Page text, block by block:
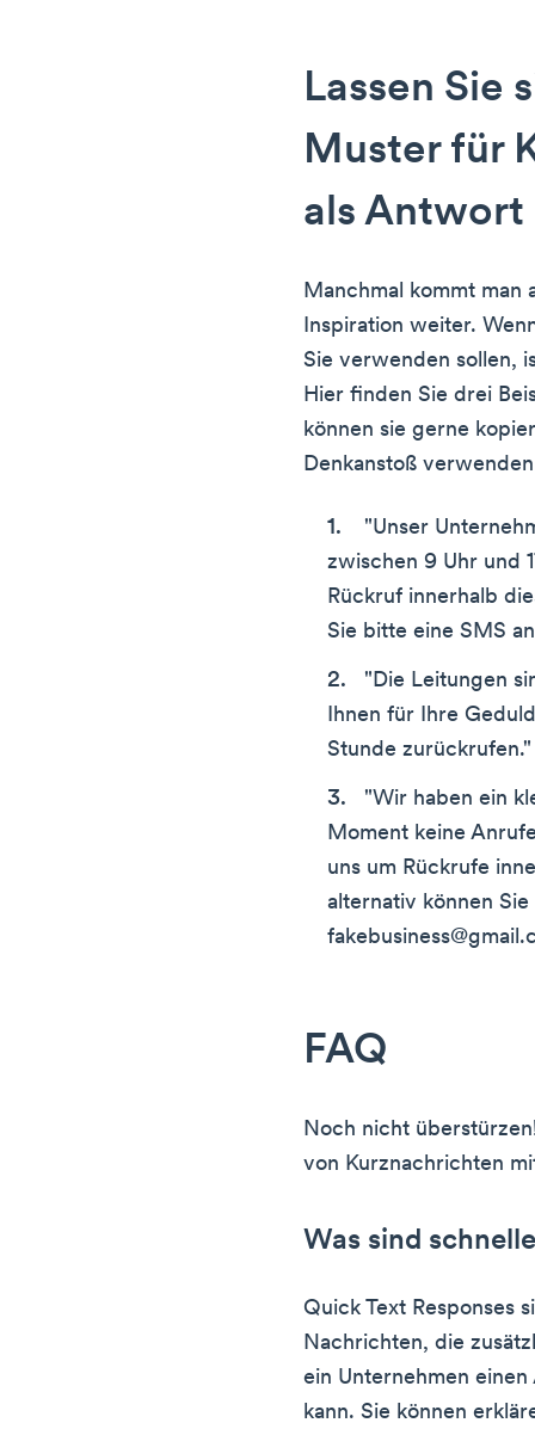
Lassen Sie
Muster für
als Antwort
Manchmal kommt man
Inspiration weiter.
Sie verwenden sollen,
Hier finden Sie drei
können sie gerne
Denkanstoß
"Unser
zwischen 9 Uhr und
Rückruf innerhalb
Sie bitte eine SMS
"Die Leitungen
Ihnen für Ihre
Stunde zurückrufen."
"Wir haben ein
Moment keine
uns um Rückrufe
alternativ können
FAQ
Noch nicht
von Kurznachrichten
Was sind
Quick Text Responses
Nachrichten, die
ein Unternehmen
kann. Sie können